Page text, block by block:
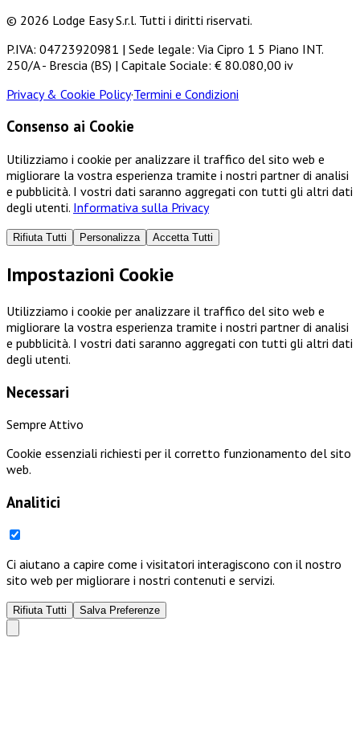
© 2026 Lodge Easy S.r.l. Tutti i diritti riservati.
P.IVA: 04723920981 | Sede legale: Via Cipro 1 5 Piano INT.
250/A - Brescia (BS) | Capitale Sociale: € 80.080,00 iv
Privacy & Cookie Policy·Termini e Condizioni
Consenso ai Cookie
Utilizziamo i cookie per analizzare il traffico del sito web e
migliorare la vostra esperienza tramite i nostri partner di analisi
e pubblicità. I vostri dati saranno aggregati con tutti gli altri dati
degli utenti. Informativa sulla Privacy
Rifiuta Tutti Personalizza Accetta Tutti
Impostazioni Cookie
Utilizziamo i cookie per analizzare il traffico del sito web e
migliorare la vostra esperienza tramite i nostri partner di analisi
e pubblicità. I vostri dati saranno aggregati con tutti gli altri dati
degli utenti.
Necessari
Sempre Attivo
Cookie essenziali richiesti per il corretto funzionamento del sito
web.
Analitici
Ci aiutano a capire come i visitatori interagiscono con il nostro
sito web per migliorare i nostri contenuti e servizi.
Rifiuta Tutti Salva Preferenze